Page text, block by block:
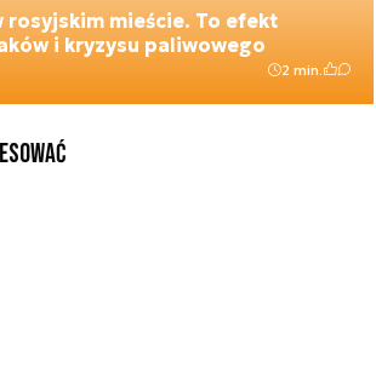
rosyjskim mieście. To efekt
i kryzysu paliwowego
2 min.